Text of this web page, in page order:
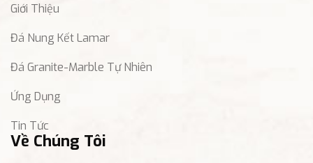
Giới Thiệu
Đá Nung Kết Lamar
Đá Granite-Marble Tự Nhiên
Ứng Dụng
Tin Tức
Về Chúng Tôi